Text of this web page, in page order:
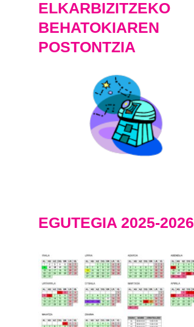
ELKARBIZITZEKO
BEHATOKIAREN
POSTONTZIA
EGUTEGIA 2025-2026